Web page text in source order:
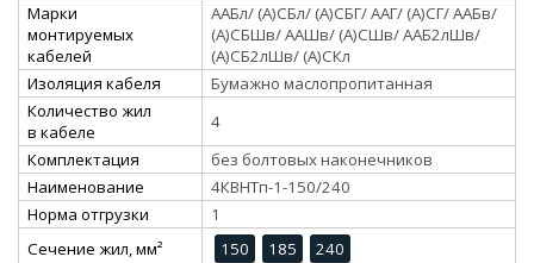
Марки
монтируемых
кабелей
ААБл/ (А)СБл/ (А)СБГ/ ААГ/ (А)СГ/ ААБв/
(А)СБШв/ ААШв/ (А)СШв/ ААБ2лШв/
(А)СБ2лШв/ (А)СКл
Изоляция кабеля
Бумажно маслопропитанная
Количество жил
в кабеле
4
Комплектация
без болтовых наконечников
Наименование
4КВНТп-1-150/240
Норма отгрузки
1
Сечение жил, мм²
150 185
240